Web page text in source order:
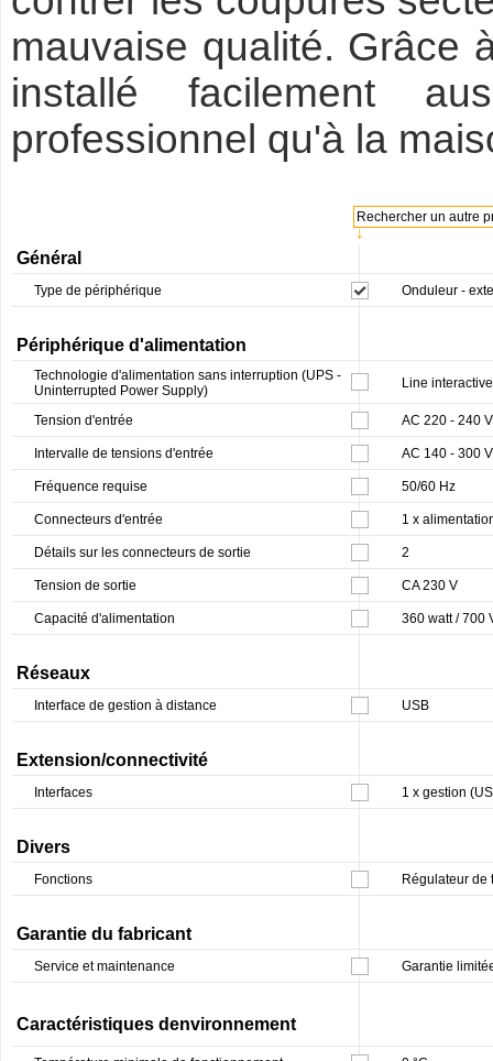
mauvaise qualité. Grâce
installé facilement
professionnel qu'à la
↓
Rechercher un autre
Général
Type de périphérique Onduleur -
Périphérique d'alimentation
Technologie d'alimentation sans interruption (UPS -
Uninterrupted Power Supply)
Line interactive
Tension d'entrée AC 220 - 240 V
Intervalle de tensions d'entrée AC 140 - 300 V
Fréquence requise 50/60 Hz
Connecteurs d'entrée 1 x
Détails sur les connecteurs de sortie 2
Tension de sortie CA 230 V
Capacité d'alimentation 360 watt / 700
Réseaux
Interface de gestion à distance USB
Extension/connectivité
Interfaces 1 x gestion
Divers
Fonctions Régulateur de
Garantie du fabricant
Service et maintenance Garantie
Caractéristiques denvironnement